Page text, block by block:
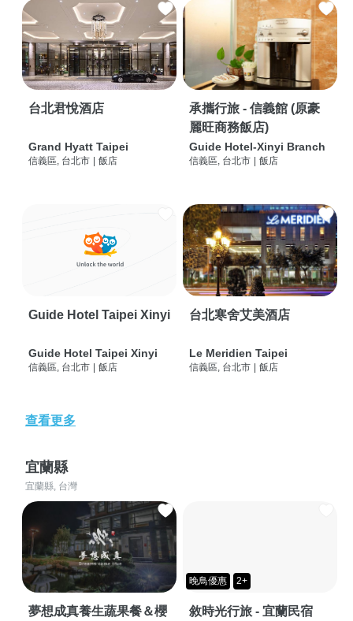
台北君悅酒店
Grand Hyatt Taipei
信義區, 台北市 飯店
承攜行旅 - 信義館 (原豪
麗旺商務飯店)
Guide Hotel-Xinyi Branch
信義區, 台北市 飯店
Guide Hotel Taipei Xinyi
Guide Hotel Taipei Xinyi
信義區, 台北市 | 飯店
台北寒舍艾美酒店
Le Meridien Taipei
信義區, 台北市 | 飯店
查看更多
宜蘭縣
宜蘭縣, 台灣
夢想成真養生蔬果餐＆櫻
晚鳥優惠 2+
敘時光行旅 - 宜蘭民宿